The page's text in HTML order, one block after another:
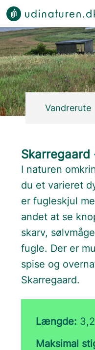
Vandrerute
I naturen
du et varieret
er fugleskjul
andet at se
skarv,
fugle. Der er
spise og
Skarregaard.
Længde:
Maksimal